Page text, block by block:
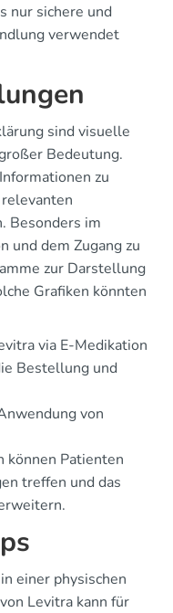
nur sichere und
verwendet
sind visuelle
Bedeutung.
zu
Besonders im
und dem Zugang zu
zur Darstellung
Grafiken könnten
via E-Medikation
Bestellung und
von
können Patienten
treffen und das
einer physischen
Levitra kann für